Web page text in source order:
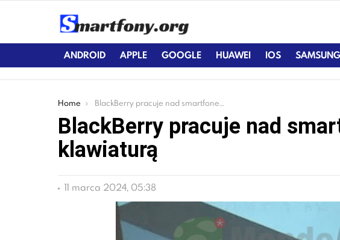
ANDROID APPLE GOOGLE HUAWEI IOS SAMSUNG
You are here:
Home BlackBerry pracuje nad smartfonem z fizyczną klawiaturą
BlackBerry pracuje nad
klawiaturą
11 marca 2024, 05:38